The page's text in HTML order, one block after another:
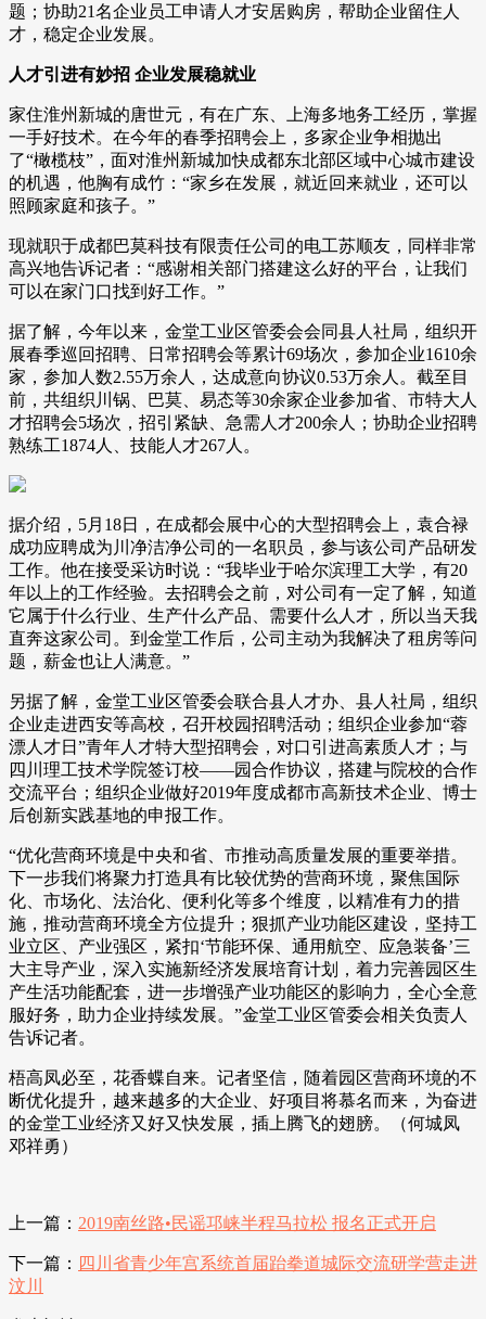
题；协助21名企业员工申请人才安居购房，帮助企业留住人
才，稳定企业发展。
人才引进有妙招 企业发展稳就业
家住淮州新城的唐世元，有在广东、上海多地务工经历，掌握
一手好技术。在今年的春季招聘会上，多家企业争相抛出
了“橄榄枝”，面对淮州新城加快成都东北部区域中心城市建设
的机遇，他胸有成竹：“家乡在发展，就近回来就业，还可以
照顾家庭和孩子。”
现就职于成都巴莫科技有限责任公司的电工苏顺友，同样非常
高兴地告诉记者：“感谢相关部门搭建这么好的平台，让我们
可以在家门口找到好工作。”
据了解，今年以来，金堂工业区管委会会同县人社局，组织开
展春季巡回招聘、日常招聘会等累计69场次，参加企业1610余
家，参加人数2.55万余人，达成意向协议0.53万余人。截至目
前，共组织川锅、巴莫、易态等30余家企业参加省、市特大人
才招聘会5场次，招引紧缺、急需人才200余人；协助企业招聘
熟练工1874人、技能人才267人。
据介绍，5月18日，在成都会展中心的大型招聘会上，袁合禄
成功应聘成为川净洁净公司的一名职员，参与该公司产品研发
工作。他在接受采访时说：“我毕业于哈尔滨理工大学，有20
年以上的工作经验。去招聘会之前，对公司有一定了解，知道
它属于什么行业、生产什么产品、需要什么人才，所以当天我
直奔这家公司。到金堂工作后，公司主动为我解决了租房等问
题，薪金也让人满意。”
另据了解，金堂工业区管委会联合县人才办、县人社局，组织
企业走进西安等高校，召开校园招聘活动；组织企业参加“蓉
漂人才日”青年人才特大型招聘会，对口引进高素质人才；与
四川理工技术学院签订校——园合作协议，搭建与院校的合作
交流平台；组织企业做好2019年度成都市高新技术企业、博士
后创新实践基地的申报工作。
“优化营商环境是中央和省、市推动高质量发展的重要举措。
下一步我们将聚力打造具有比较优势的营商环境，聚焦国际
化、市场化、法治化、便利化等多个维度，以精准有力的措
施，推动营商环境全方位提升；狠抓产业功能区建设，坚持工
业立区、产业强区，紧扣‘节能环保、通用航空、应急装备’三
大主导产业，深入实施新经济发展培育计划，着力完善园区生
产生活功能配套，进一步增强产业功能区的影响力，全心全意
服好务，助力企业持续发展。”金堂工业区管委会相关负责人
告诉记者。
梧高凤必至，花香蝶自来。记者坚信，随着园区营商环境的不
断优化提升，越来越多的大企业、好项目将慕名而来，为奋进
的金堂工业经济又好又快发展，插上腾飞的翅膀。（何城凤
邓祥勇）
上一篇： 2019南丝路•民谣邛崃半程马拉松 报名正式开启
下一篇： 四川省青少年宫系统首届跆拳道城际交流研学营走进
汶川